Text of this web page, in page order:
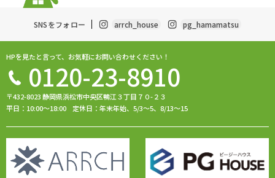
SNSをフォロー arrch_house pg_hamamatsu
HPを見たと言って、お気軽にお問い合わせください！
0120-23-8910
〒432-8023 静岡県浜松市中央区鴨江３丁目７０-２３
平日：10:00〜18:00
定休日：年末年始、5/3〜5、8/13〜15